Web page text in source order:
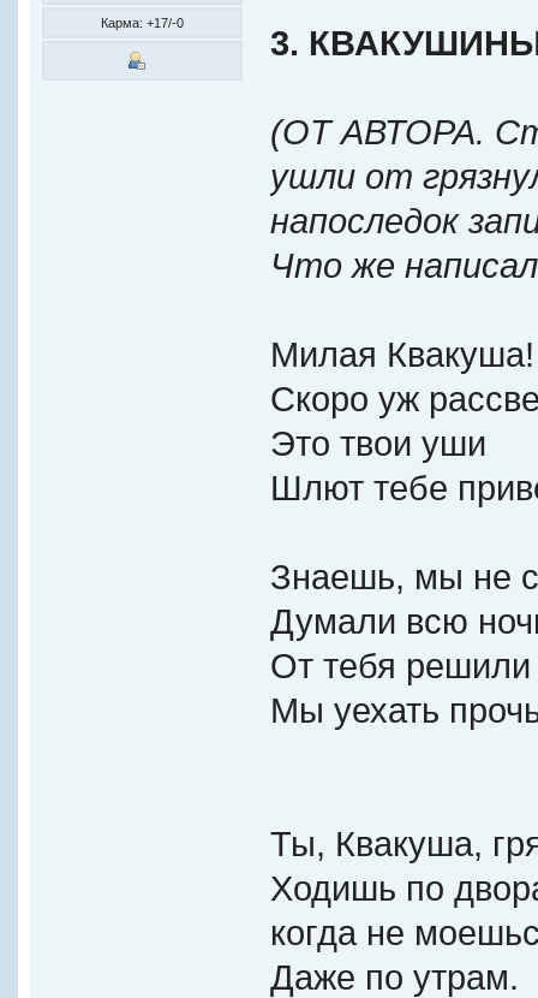
Карма: +17/-0
3.
(ОТ АВТОРА.
ушли от
напоследок
Что же
Милая Квакуша!
Скоро уж
Это твои уши
Шлют тебе
Знаешь, мы не
Думали всю
От тебя решили
Мы уехать
Ты, Квакуша,
Ходишь по
когда не
Даже по утрам.